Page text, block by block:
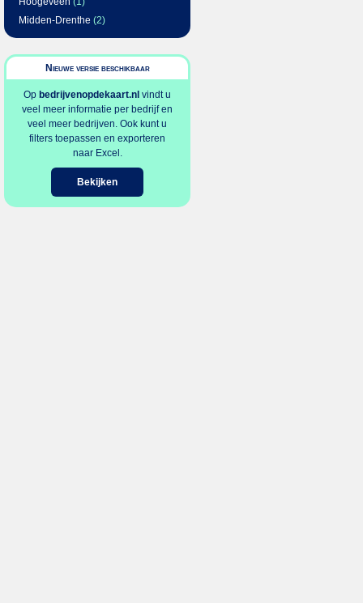
Midden-Drenthe (2)
Nieuwe versie beschikbaar
Op bedrijvenopdekaart.nl vindt u
veel meer informatie per bedrijf en
veel meer bedrijven. Ook kunt u
filters toepassen en exporteren
naar Excel.
Bekijken